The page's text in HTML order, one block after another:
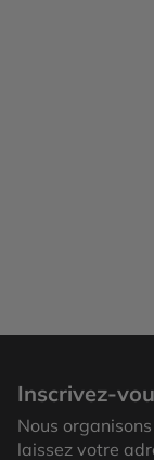
Inscrivez-
Nous
laissez votre